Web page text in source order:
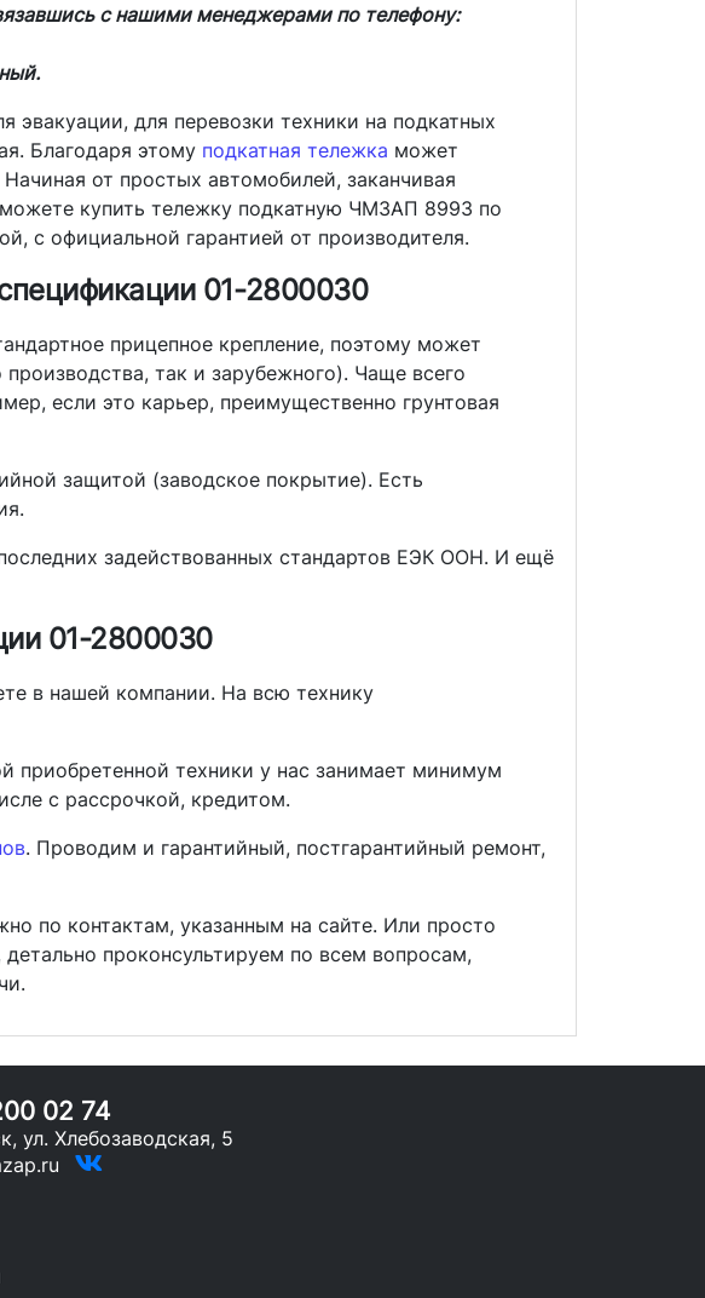
с нашими менеджерами по телефону:
для перевозки техники на подкатных
Благодаря этому подкатная тележка может
от простых автомобилей, заканчивая
купить тележку подкатную ЧМЗАП 8993 по
с официальной гарантией от производителя.
01-2800030
прицепное крепление, поэтому может
так и зарубежного). Чаще всего
если это карьер, преимущественно грунтовая
защитой (заводское покрытие). Есть
задействованных стандартов ЕЭК ООН. И ещё
01-2800030
в нашей компании. На всю технику
приобретенной техники у нас занимает минимум
с рассрочкой, кредитом.
. Проводим и гарантийный, постгарантийный ремонт,
по контактам, указанным на сайте. Или просто
проконсультируем по всем вопросам,
02 74
ул. Хлебозаводская, 5